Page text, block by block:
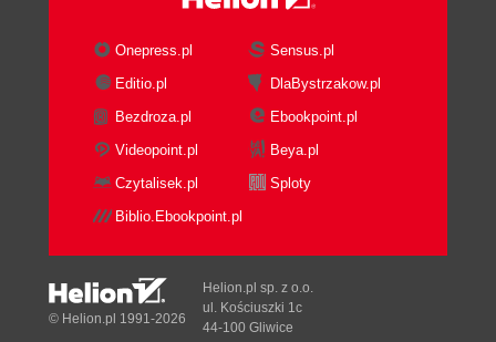
Onepress.pl
Sensus.pl
Editio.pl
DlaBystrzakow.pl
Bezdroza.pl
Ebookpoint.pl
Videopoint.pl
Beya.pl
Czytalisek.pl
Sploty
Biblio.Ebookpoint.pl
© Helion.pl 1991-2026
Helion.pl sp. z o.o.
ul. Kościuszki 1c
44-100 Gliwice